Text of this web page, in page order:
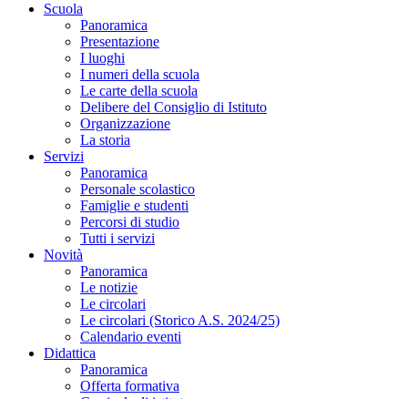
Scuola
Panoramica
Presentazione
I luoghi
I numeri della scuola
Le carte della scuola
Delibere del Consiglio di Istituto
Organizzazione
La storia
Servizi
Panoramica
Personale scolastico
Famiglie e studenti
Percorsi di studio
Tutti i servizi
Novità
Panoramica
Le notizie
Le circolari
Le circolari (Storico A.S. 2024/25)
Calendario eventi
Didattica
Panoramica
Offerta formativa